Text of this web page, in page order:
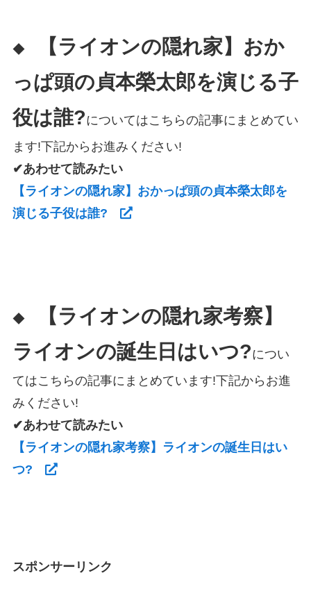
◆
【ライオンの隠れ家】おか
っぱ頭の貞本榮太郎を演じる子
役は誰?についてはこちらの記事にまとめてい
ます!下記からお進みください!
✔あわせて読みたい
【ライオンの隠れ家】おかっぱ頭の貞本榮太郎を
演じる子役は誰?
◆
【ライオンの隠れ家考察】
ライオンの誕生日はいつ?につい
てはこちらの記事にまとめています!下記からお進
みください!
✔あわせて読みたい
【ライオンの隠れ家考察】ライオンの誕生日はい
つ?
スポンサーリンク